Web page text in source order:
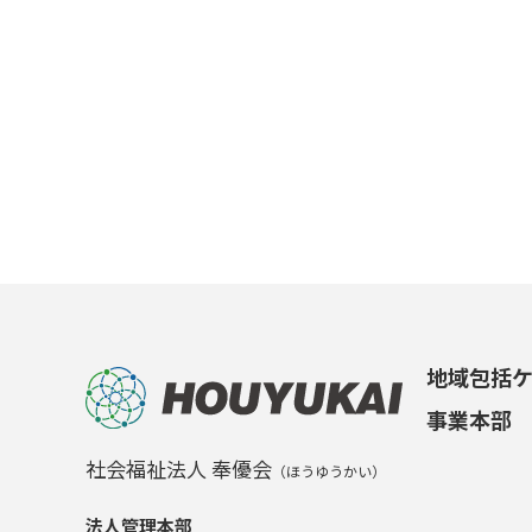
地域包括
事業本部
社会福祉法人 奉優会 （ほうゆうかい）
法人管理本部